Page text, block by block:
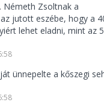
Németh Zsoltnak a
jutott eszébe, hogy a
lehet eladni, mint az
ünnepelte a kőszegi